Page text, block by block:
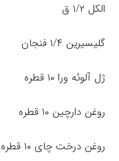
الکل ۱/۲ ق
گلیسیرین ۱/۴ فنجان
ژل آلوئه ورا ۱۰ قطره
روغن دارچین ۱۰ قطره
روغن درخت چای ۱۰ قطره